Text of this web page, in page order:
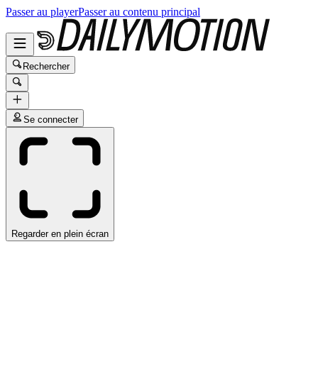
Passer au playerPasser au contenu principal
Rechercher
Se connecter
Regarder en plein écran